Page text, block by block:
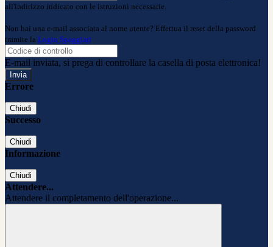
all'indirizzo indicato con le istruzioni necessarie.
Non hai una e-mail associata al nome utente? Effettua il reset della password
tramite la Login Spaggiari
E-mail inviata, si prega di controllare la casella di posta elettronica!
Errore
Chiudi
Successo
Chiudi
Informazione
Chiudi
Attendere...
Attendere il completamento dell'operazione...